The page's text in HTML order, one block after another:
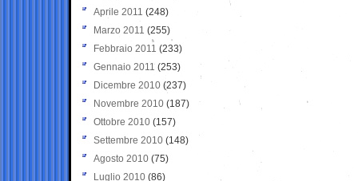
Aprile 2011 (248)
Marzo 2011 (255)
Febbraio 2011 (233)
Gennaio 2011 (253)
Dicembre 2010 (237)
Novembre 2010 (187)
Ottobre 2010 (157)
Settembre 2010 (148)
Agosto 2010 (75)
Luglio 2010 (86)